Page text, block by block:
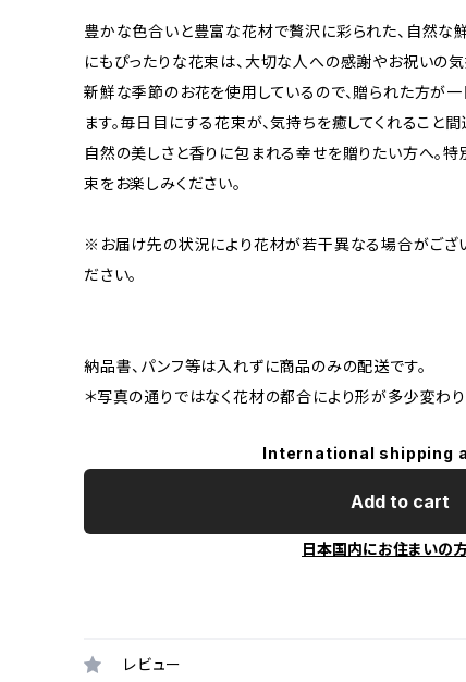
豊かな色合いと豊富な花材で贅沢に彩られた、自然な
にもぴったりな花束は、大切な人への感謝やお祝いの気
新鮮な季節のお花を使用しているので、贈られた方が
ます。毎日目にする花束が、気持ちを癒してくれること間
自然の美しさと香りに包まれる幸せを贈りたい方へ。
束をお楽しみください。
※お届け先の状況により花材が若干異なる場合がござ
ださい。
納品書、パンフ等は入れずに商品のみの配送です。
＊写真の通りではなく花材の都合により形が多少変わり
International shipping
Add to cart
日本国内にお住まいの
レビュー